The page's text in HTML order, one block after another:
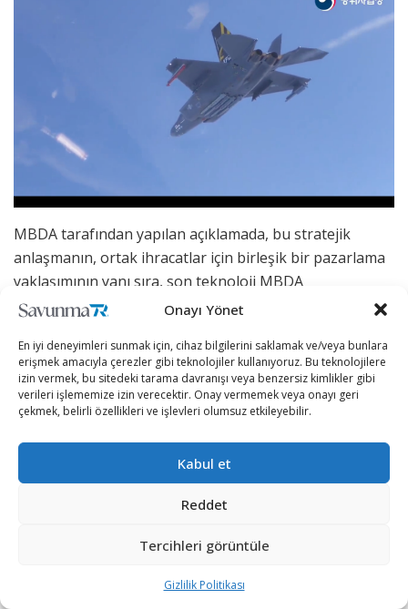
Onayı Yönet
En iyi deneyimleri sunmak için, cihaz bilgilerini saklamak ve/veya bunlara
erişmek amacıyla çerezler gibi teknolojiler kullanıyoruz. Bu teknolojilere
izin vermek, bu sitedeki tarama davranışı veya benzersiz kimlikler gibi
verileri işlememize izin verecektir. Onay vermemek veya onayı geri
çekmek, belirli özellikleri ve işlevleri olumsuz etkileyebilir.
Kabul et
Reddet
Tercihleri görüntüle
Gizlilik Politikası
MBDA tarafından yapılan açıklamada, bu stratejik
anlaşmanın, ortak ihracatlar için birleşik bir pazarlama
yaklaşımının yanı sıra, son teknoloji MBDA
ürünlerini KAI platformlarına entegre etmek için ortak
KAI tarafı ise yapılan anlaşma ile ilgili, “Son zamanlarda,
çeşitli silahlar için küresel talep artıyor. Müşterilerimize
gelişmiş yerli savaş uçakları önermek için MBDA ile
birlikte çalışacağız.” ifadelerini kullandı.
Bilindiği üzere KAI tarafından geliştirilen KF-21 savaş
uçağı, Mart 2023’te ilk kez silah sistemlerini test etmiş
atışını gerçekleştirmişti.
🇰🇷Güney Kore